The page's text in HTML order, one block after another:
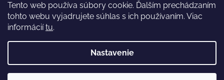
Tento web používa súbory cookie. Ďalším prechádzaním
tohto webu vyjadrujete súhlas s ich používaním. Viac
informáciítu.
Nastavenie
Sledovať na Instagrame